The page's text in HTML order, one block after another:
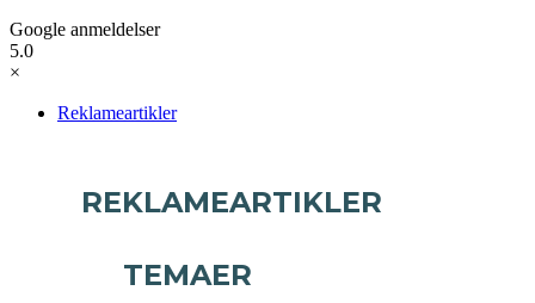
Google anmeldelser
5.0
×
Reklameartikler
REKLAMEARTIKLER
TEMAER